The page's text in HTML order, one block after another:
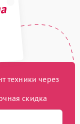
техники через
скидка